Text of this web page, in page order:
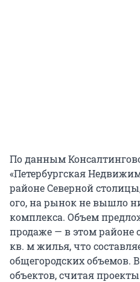
По данным
«Петербургская
районе Северной
ого, на рынок не вышло
комплекса. Объем
продаже — в этом районе
кв. м жилья, что
общегородских объемов.
объектов, считая